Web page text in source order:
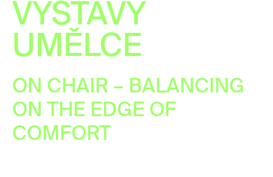
VÝSTAVY
UMĚLCE
ON CHAIR – BALANCING
ON THE EDGE OF
COMFORT